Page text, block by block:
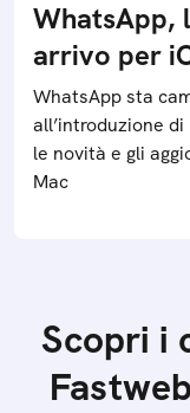
WhatsApp,
arrivo per
WhatsApp sta
all’introduzione
le novità e gli
Mac
Scopri i